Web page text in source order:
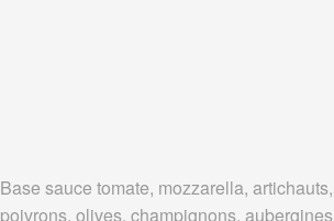
Base sauce tomate, mozzarella, artichauts,
poivrons, olives, champignons, aubergines